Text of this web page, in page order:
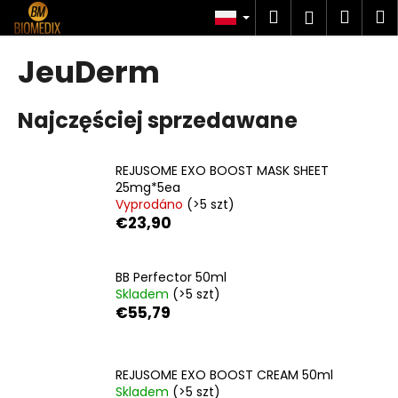
Przejść
do
treści
SzukajZaloguj
JeuDerm
Najczęściej sprzedawane
REJUSOME EXO BOOST MASK SHEET
25mg*5ea
Vyprodáno (>5 szt)
€23,90
BB Perfector 50ml
Skladem (>5 szt)
€55,79
REJUSOME EXO BOOST CREAM 50ml
Skladem (>5 szt)
o
powrotem
powrotem
z